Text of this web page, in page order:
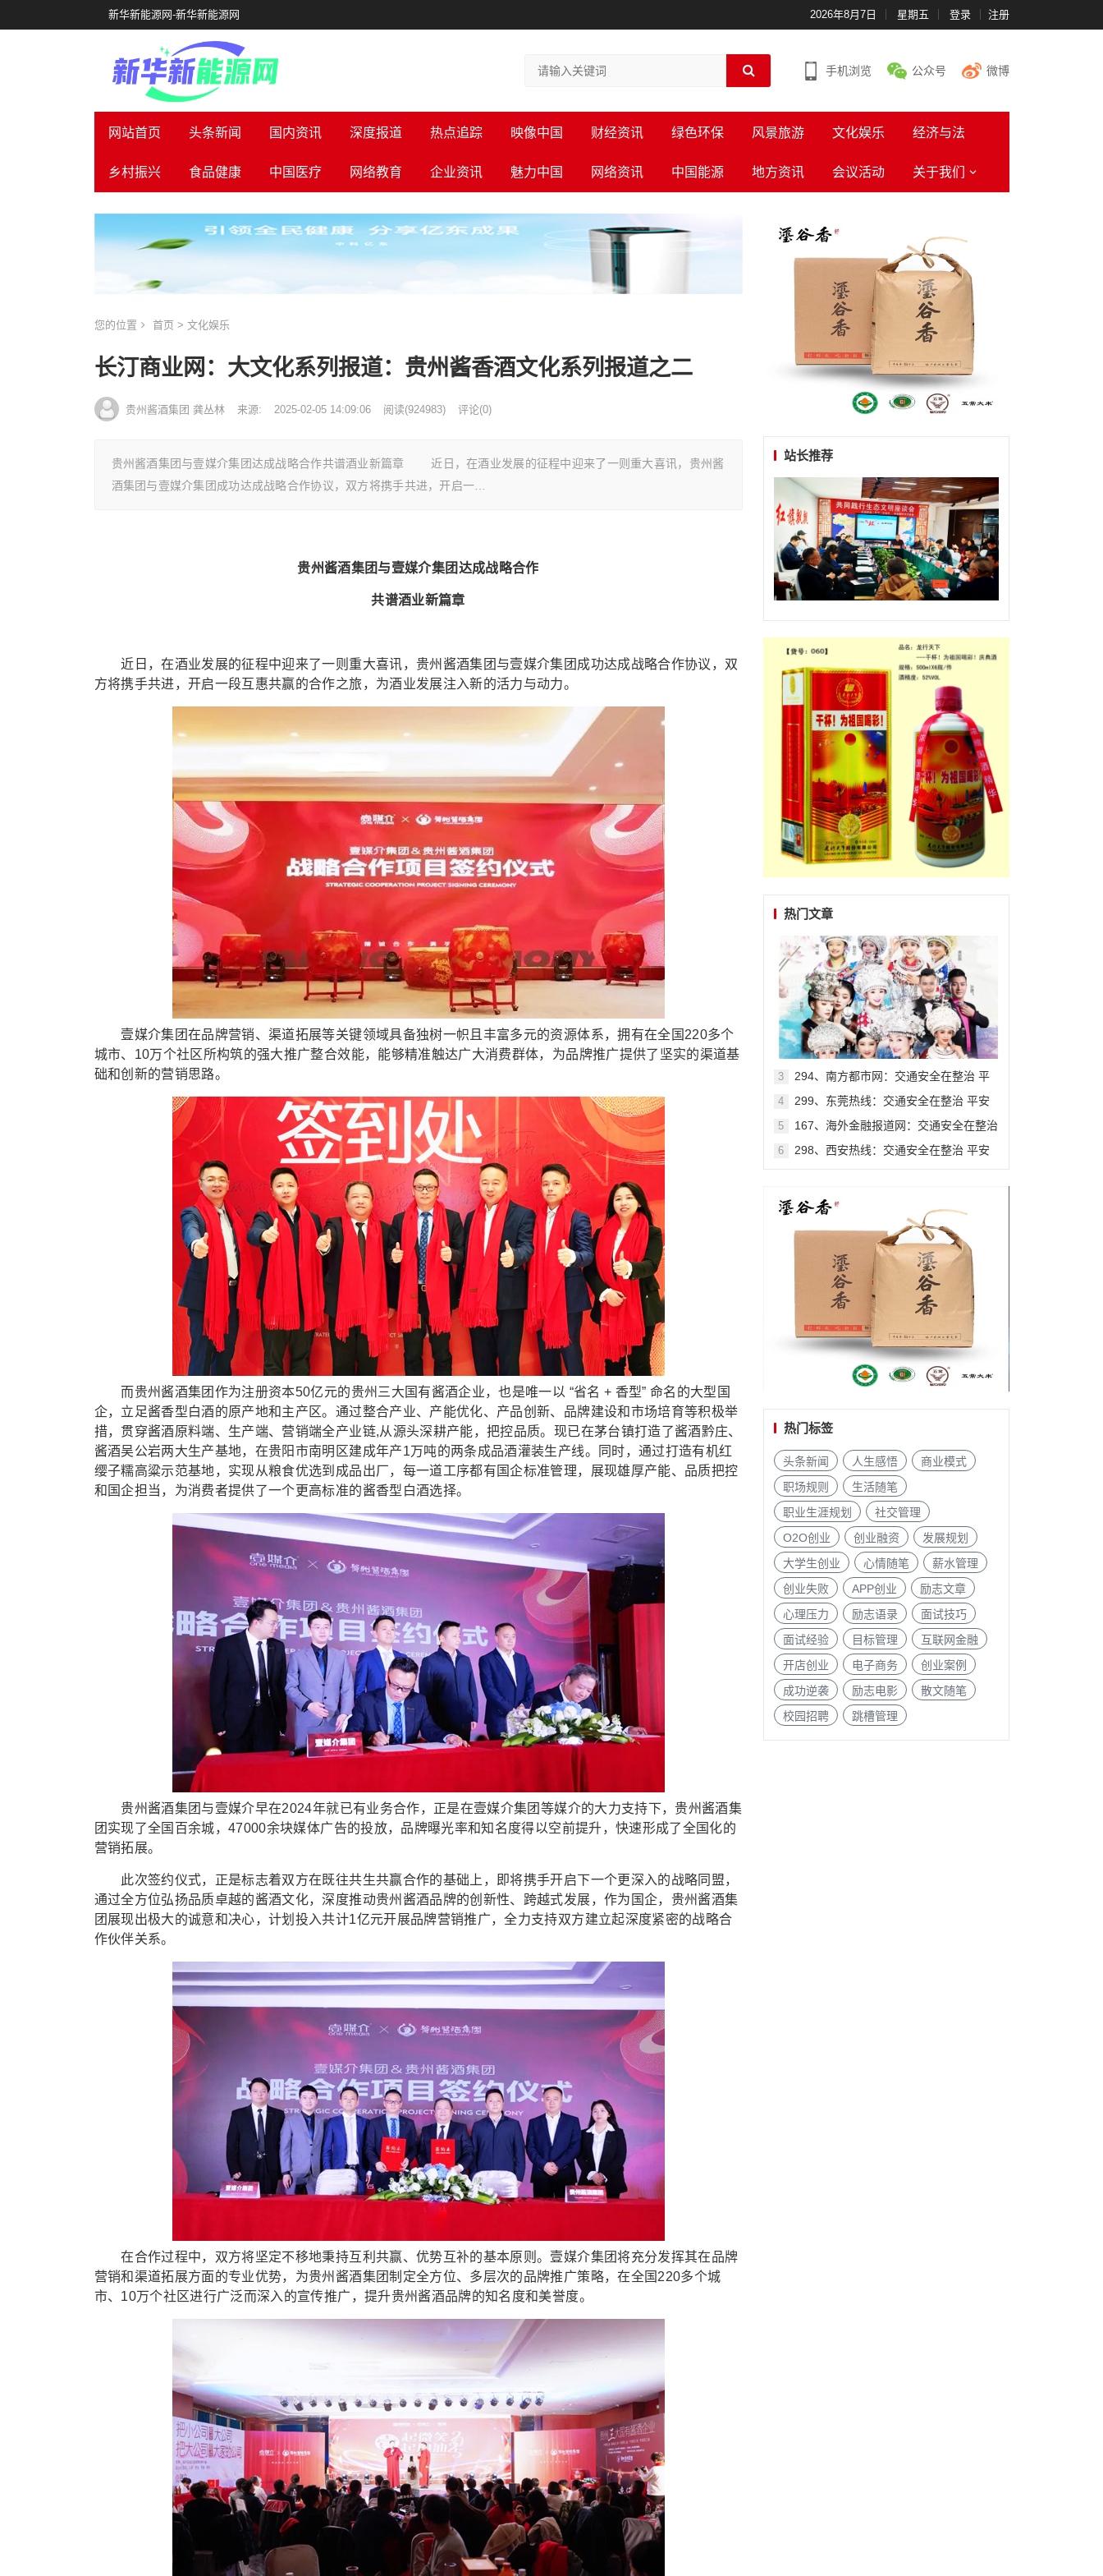
新华新能源网-新华新能源网 2026年8月7日 星期五 登录 注册
手机浏览 公众号 微博
网站首页 头条新闻 国内资讯 深度报道 热点追踪 映像中国 财经资讯 绿色环保 风景旅游 文化娱乐 经济与法
乡村振兴 食品健康 中国医疗 网络教育 企业资讯 魅力中国 网络资讯 中国能源 地方资讯 会议活动 关于我们
您的位置 首页 > 文化娱乐
长汀商业网：大文化系列报道：贵州酱香酒文化系列报道之二
贵州酱酒集团 龚丛林 来源: 2025-02-05 14:09:06 阅读(924983) 评论(0)
贵州酱酒集团与壹媒介集团达成战略合作共谱酒业新篇章 近日，在酒业发展的征程中迎来了一则重大喜讯，贵州酱
酒集团与壹媒介集团成功达成战略合作协议，双方将携手共进，开启一…
贵州酱酒集团与壹媒介集团达成战略合作
共谱酒业新篇章
近日，在酒业发展的征程中迎来了一则重大喜讯，贵州酱酒集团与壹媒介集团成功达成战略合作协议，双
方将携手共进，开启一段互惠共赢的合作之旅，为酒业发展注入新的活力与动力。
壹媒介集团在品牌营销、渠道拓展等关键领域具备独树一帜且丰富多元的资源体系，拥有在全国220多个
城市、10万个社区所构筑的强大推广整合效能，能够精准触达广大消费群体，为品牌推广提供了坚实的渠道基
础和创新的营销思路。
而贵州酱酒集团作为注册资本50亿元的贵州三大国有酱酒企业，也是唯一以 “省名 + 香型” 命名的大型国
企，立足酱香型白酒的原产地和主产区。通过整合产业、产能优化、产品创新、品牌建设和市场培育等积极举
措，贯穿酱酒原料端、生产端、营销端全产业链,从源头深耕产能，把控品质。现已在茅台镇打造了酱酒黔庄、
酱酒吴公岩两大生产基地，在贵阳市南明区建成年产1万吨的两条成品酒灌装生产线。同时，通过打造有机红
缨子糯高粱示范基地，实现从粮食优选到成品出厂，每一道工序都有国企标准管理，展现雄厚产能、品质把控
和国企担当，为消费者提供了一个更高标准的酱香型白酒选择。
贵州酱酒集团与壹媒介早在2024年就已有业务合作，正是在壹媒介集团等媒介的大力支持下，贵州酱酒集
团实现了全国百余城，47000余块媒体广告的投放，品牌曝光率和知名度得以空前提升，快速形成了全国化的
营销拓展。
此次签约仪式，正是标志着双方在既往共生共赢合作的基础上，即将携手开启下一个更深入的战略同盟，
通过全方位弘扬品质卓越的酱酒文化，深度推动贵州酱酒品牌的创新性、跨越式发展，作为国企，贵州酱酒集
团展现出极大的诚意和决心，计划投入共计1亿元开展品牌营销推广，全力支持双方建立起深度紧密的战略合
作伙伴关系。
在合作过程中，双方将坚定不移地秉持互利共赢、优势互补的基本原则。壹媒介集团将充分发挥其在品牌
营销和渠道拓展方面的专业优势，为贵州酱酒集团制定全方位、多层次的品牌推广策略，在全国220多个城
市、10万个社区进行广泛而深入的宣传推广，提升贵州酱酒品牌的知名度和美誉度。
站长推荐
热门文章
3
294、南方都市网：交通安全在整治 平
4
299、东莞热线：交通安全在整治 平安
5
167、海外金融报道网：交通安全在整治
6
298、西安热线：交通安全在整治 平安
热门标签
头条新闻 人生感悟
商业模式
职场规则
生活随笔
职业生涯规划
社交管理
O2O创业
创业融资
发展规划
大学生创业
心情随笔
薪水管理
创业失败
APP创业
励志文章
心理压力
励志语录
面试技巧
面试经验
目标管理
互联网金融
开店创业
电子商务
创业案例
成功逆袭
励志电影
散文随笔
校园招聘
跳槽管理